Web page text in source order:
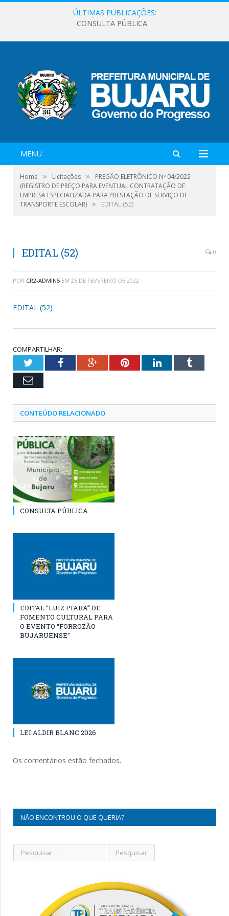
ÚLTIMAS PUBLICAÇÕES:
CONSULTA PÚBLICA
MENU
Home » Licitações »
PREGÃO ELETRÔNICO Nº 04/2022
(REGISTRO DE PREÇO PARA EVENTUAL CONTRATAÇÃO DE
EMPRESA ESPECIALIZADA PARA PRESTAÇÃO DE SERVIÇO DE
TRANSPORTE ESCOLAR) » EDITAL (52)
EDITAL (52) 0
POR CR2-ADMIN5 EM 25 DE FEVEREIRO DE 2022
EDITAL (52)
COMPARTILHAR:
TwitterFacebookGoogle+PinterestLinkedInTumblr
Email
CONTEÚDO RELACIONADO
CONSULTA PÚBLICA
EDITAL “LUIZ PIABA” DE
FOMENTO CULTURAL PARA
O EVENTO “FORROZÃO
BUJARUENSE”
LEI ALDIR BLANC 2026
Os comentários estão fechados.
NÃO ENCONTROU O QUE QUERIA?